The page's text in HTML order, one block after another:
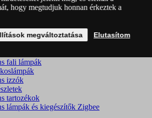
csillárok
fali lámpák
izzók
tartozékok
lámpák és kiegészítők Zigbee
hogy megtudjuk honnan érkeztek a
megváltoztatása Elutasítom